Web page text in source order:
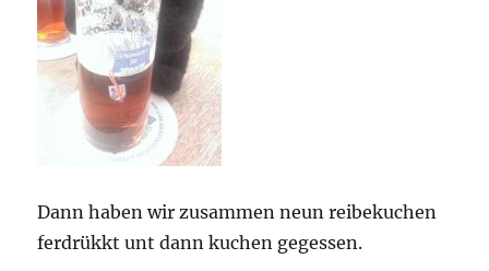
Dann haben wir zusammen neun reibekuchen
ferdrükkt unt dann kuchen gegessen.